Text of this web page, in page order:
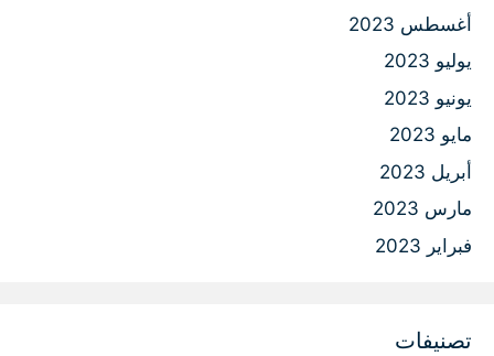
أغسطس 2023
يوليو 2023
يونيو 2023
مايو 2023
أبريل 2023
مارس 2023
فبراير 2023
تصنيفات